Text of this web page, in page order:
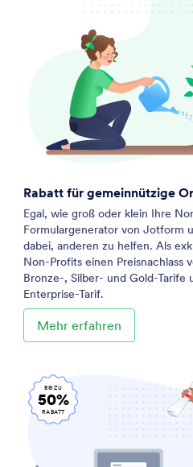
Rabatt für gemeinnützige
Egal, wie groß oder klein Ihre
Formulargenerator von Jotform
dabei, anderen zu helfen. Als
Non-Profits einen Preisnachlass
Bronze-, Silber- und Gold-Tarife
Enterprise-Tarif.
Mehr erfahren
BIS ZU
50%
RABATT